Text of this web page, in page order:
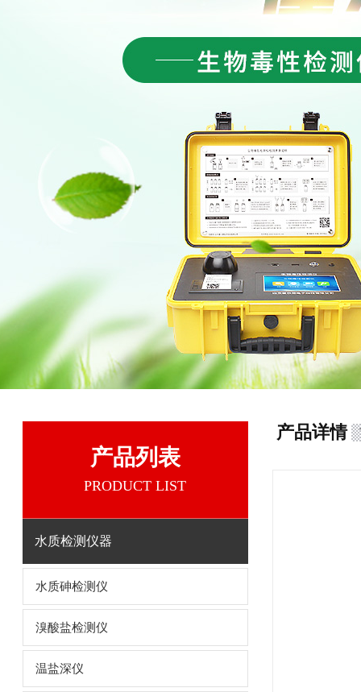
产品列表
PRODUCT LIST
水质检测仪器
水质砷检测仪
溴酸盐检测仪
温盐深仪
产品详情